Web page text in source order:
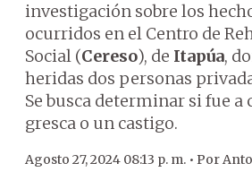
investigación sobre los
ocurridos en el Centro de
Social (Cereso), de Itapúa,
heridas dos personas
Se busca determinar si fue a
gresca o un castigo.
Agosto 27, 2024 08:13 p. m. • Por